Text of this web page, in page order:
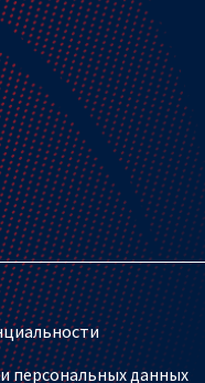
персональных данных